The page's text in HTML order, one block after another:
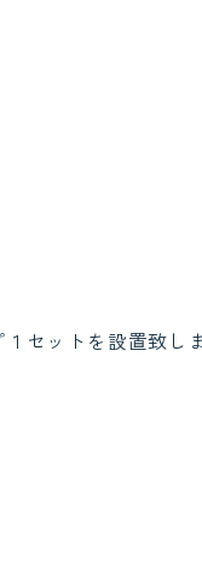
セットを設置致し